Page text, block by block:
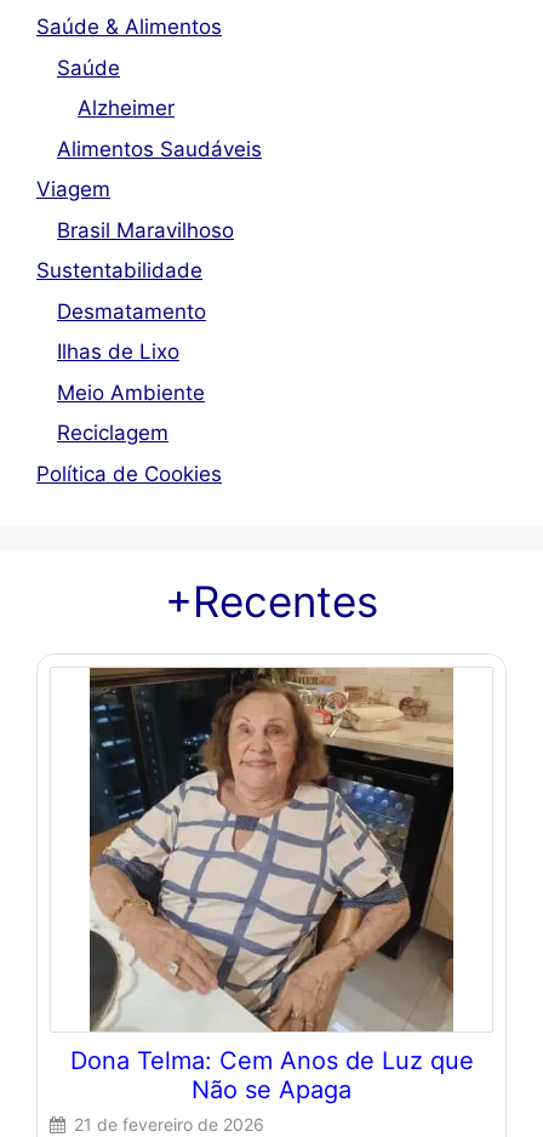
Saúde & Alimentos
Saúde
Alzheimer
Alimentos Saudáveis
Viagem
Brasil Maravilhoso
Sustentabilidade
Desmatamento
Ilhas de Lixo
Meio Ambiente
Reciclagem
Política de Cookies
+Recentes
Dona Telma: Cem Anos de Luz que
Não se Apaga
21 de fevereiro de 2026